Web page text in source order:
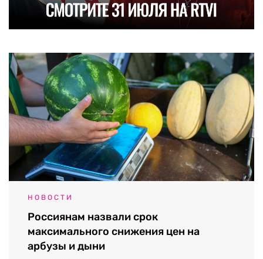
НОВОСТИ
Россиянам назвали срок
максимального снижения цен на
арбузы и дыни